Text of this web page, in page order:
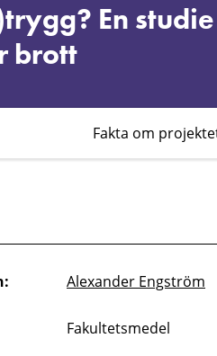
En
brott
Fakta om
Alexander Engström
Fakultetsmedel